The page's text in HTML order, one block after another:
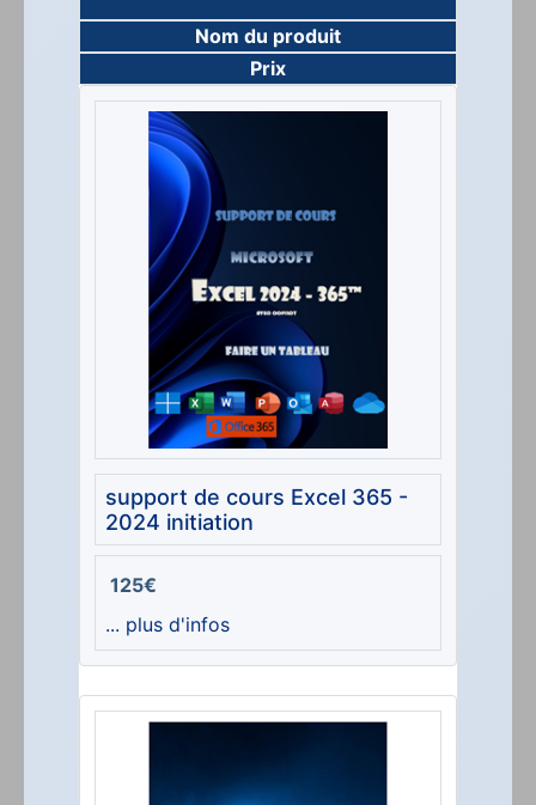
Nom du produit
Prix
support de cours Excel 365 -
2024 initiation
125€
... plus d'infos